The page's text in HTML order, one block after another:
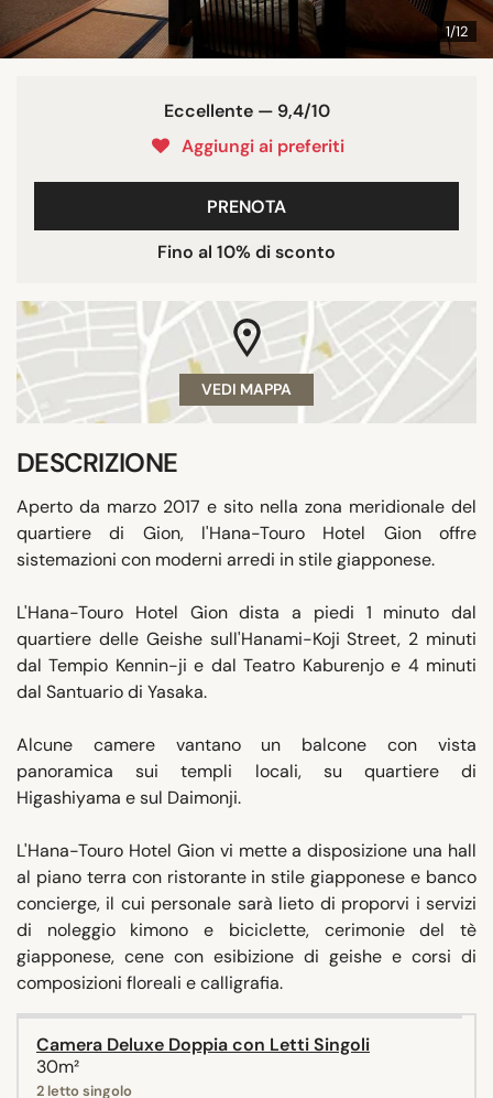
1/12
Eccellente — 9,4/10
Aggiungi ai preferiti
PRENOTA
Fino al 10% di sconto
VEDI MAPPA
DESCRIZIONE
Aperto da marzo 2017 e sito nella zona meridionale del
quartiere di Gion, l'Hana-Touro Hotel Gion offre
sistemazioni con moderni arredi in stile giapponese.
L'Hana-Touro Hotel Gion dista a piedi 1 minuto dal
quartiere delle Geishe sull'Hanami-Koji Street, 2 minuti
dal Tempio Kennin-ji e dal Teatro Kaburenjo e 4 minuti
dal Santuario di Yasaka.
Alcune camere vantano un balcone con vista
panoramica sui templi locali, su quartiere di
Higashiyama e sul Daimonji.
L'Hana-Touro Hotel Gion vi mette a disposizione una hall
al piano terra con ristorante in stile giapponese e banco
concierge, il cui personale sarà lieto di proporvi i servizi
di noleggio kimono e biciclette, cerimonie del tè
giapponese, cene con esibizione di geishe e corsi di
composizioni floreali e calligrafia.
Camera Deluxe Doppia con Letti Singoli
30m²
2 letto singolo